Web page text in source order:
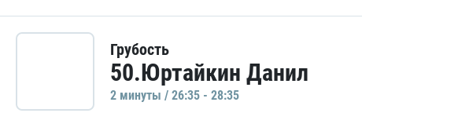
Грубость
50.Юртайкин Данил
2 минуты / 26:35 - 28:35